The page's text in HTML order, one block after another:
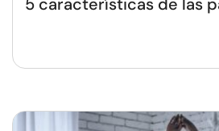
5 características de las